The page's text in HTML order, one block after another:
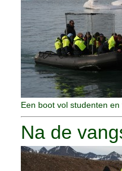
Een boot vol studenten
Na de